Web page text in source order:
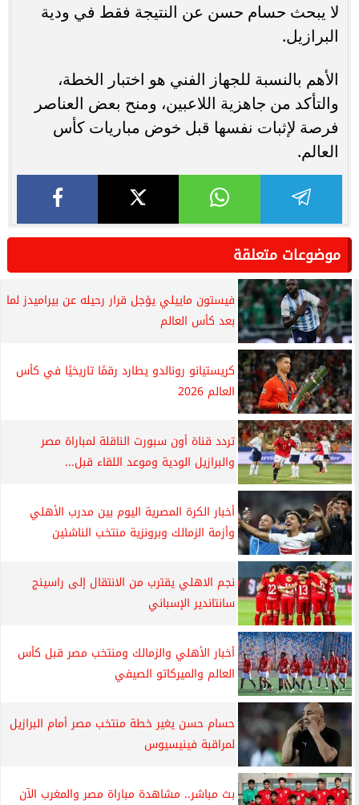
لا يبحث حسام حسن عن النتيجة فقط في ودية
البرازيل.
الأهم بالنسبة للجهاز الفني هو اختبار الخطة،
والتأكد من جاهزية اللاعبين، ومنح بعض العناصر
فرصة لإثبات نفسها قبل خوض مباريات كأس
العالم.
موضوعات متعلقة
فيستون ماييلي يؤجل قرار رحيله عن بيراميدز لما
بعد كأس العالم
كريستيانو رونالدو يطارد رقمًا تاريخيًا في كأس
العالم 2026
تردد قناة أون سبورت الناقلة لمباراة مصر
والبرازيل الودية وموعد اللقاء قبل...
أخبار الكرة المصرية اليوم بين مدرب الأهلي
وأزمة الزمالك وبرونزية منتخب الناشئين
نجم الاهلي يقترب من الانتقال إلى راسينج
سانتاندير الإسباني
أخبار الأهلي والزمالك ومنتخب مصر قبل كأس
العالم والميركاتو الصيفي
حسام حسن يغير خطة منتخب مصر أمام البرازيل
لمراقبة فينيسيوس
بث مباشر.. مشاهدة مباراة مصر والمغرب الآن